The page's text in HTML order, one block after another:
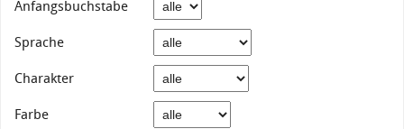
Anfangsbuchstabe
Sprache
Charakter
Farbe